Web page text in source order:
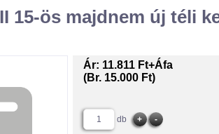
15-ös majdnem új téli
Ár: 11.811 Ft+Áfa
(Br. 15.000 Ft)
db